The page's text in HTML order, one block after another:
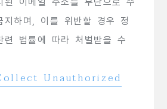
지하며, 이를 위반할 경우 정
련 법률에 따라 처벌받을 수
Unauthorized